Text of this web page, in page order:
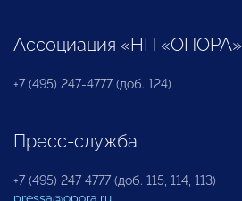
Ассоциация «НП «ОПОРА»
+7 (495) 247-4777 (доб. 124)
Пресс-служба
+7 (495) 247 4777 (доб. 115, 114, 113)